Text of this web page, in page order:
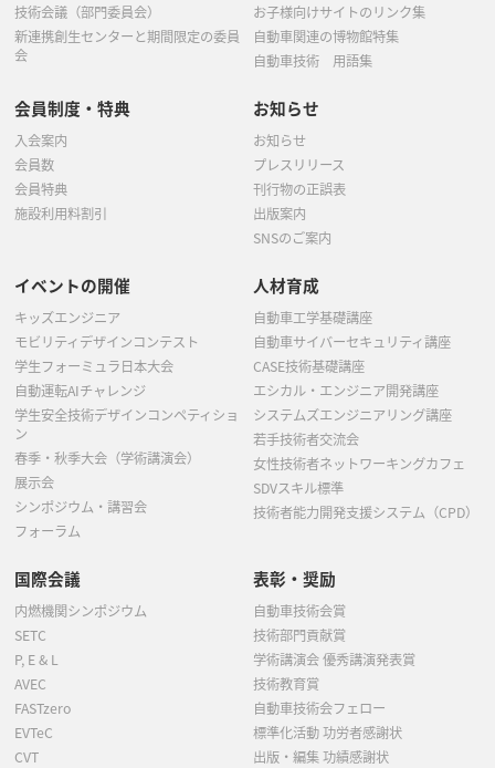
技術会議（部門委員会）
新連携創生センターと期間限定の委員
会
お子様向けサイトのリンク集
自動車関連の博物館特集
自動車技術 用語集
会員制度・特典
入会案内
会員数
会員特典
施設利用料割引
お知らせ
お知らせ
プレスリリース
刊行物の正誤表
出版案内
SNSのご案内
イベントの開催
キッズエンジニア
モビリティデザインコンテスト
学生フォーミュラ日本大会
自動運転AIチャレンジ
学生安全技術デザインコンペティショ
ン
春季・秋季大会（学術講演会）
展示会
シンポジウム・講習会
フォーラム
人材育成
自動車工学基礎講座
自動車サイバーセキュリティ講座
CASE技術基礎講座
エシカル・エンジニア開発講座
システムズエンジニアリング講座
若手技術者交流会
女性技術者ネットワーキングカフェ
SDVスキル標準
技術者能力開発支援システム（CPD）
国際会議
内燃機関シンポジウム
SETC
P, E & L
AVEC
FASTzero
EVTeC
CVT
表彰・奨励
自動車技術会賞
技術部門貢献賞
学術講演会 優秀講演発表賞
技術教育賞
自動車技術会フェロー
標準化活動 功労者感謝状
出版・編集 功績感謝状